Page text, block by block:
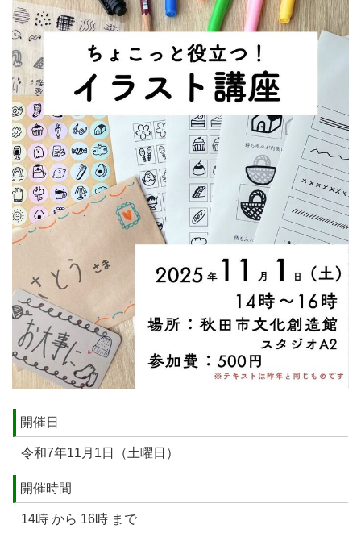
開催日
令和7年11月1日（土曜日）
開催時間
14時 から 16時 まで